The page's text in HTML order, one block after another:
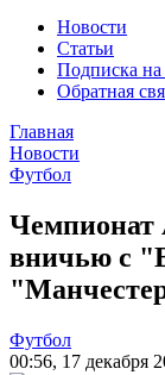
Новости
Статьи
Подписка на
Обратная
Главная
Новости
Футбол
Чемпионат
вничью с
Футбол
00:56, 17 декабря